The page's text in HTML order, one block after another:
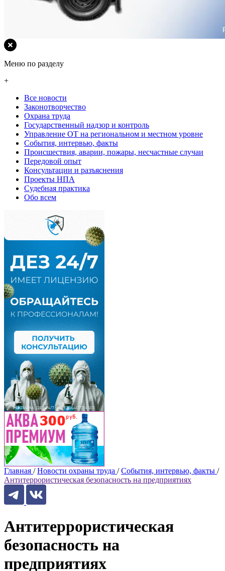
Меню по разделу
+
Все новости
Законотворчество
Охрана труда
Государственный надзор и контроль
Управление ОТ на региональном и местном уровне
События, интервью, факты
Происшествия, аварии, пожары, несчастные случаи
Передовой опыт
Консультации и разъяснения
Проекты НПА
Судебная практика
Обо всем
Главная / Новости охраны труда / События, интервью, факты /
Антитеррористическая безопасность на предприятиях
Антитеррористическая
безопасность на
предприятиях